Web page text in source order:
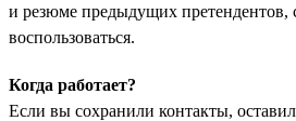
и резюме предыдущих претендентов,
воспользоваться.
Когда работает?
Если вы сохранили контакты,